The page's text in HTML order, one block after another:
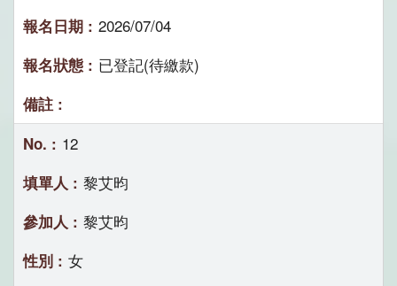
2026/07/04
已登記(待繳款)
12
黎艾昀
黎艾昀
女